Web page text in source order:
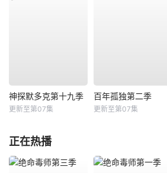
神探默多克第十九季
更新至第07集
百年孤独第二季
更新至第07集
正在热播